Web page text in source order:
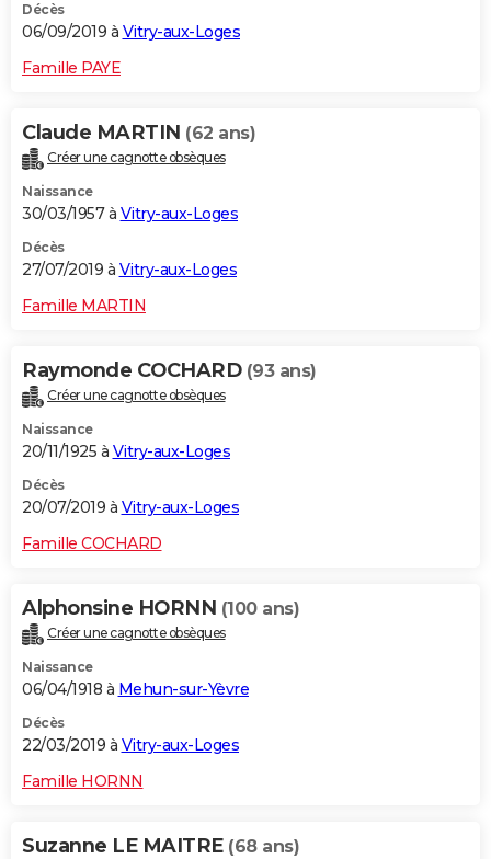
Décès
06/09/2019 à Vitry-aux-Loges
Famille PAYE
Claude MARTIN (62 ans)
Créer une cagnotte obsèques
Naissance
30/03/1957 à Vitry-aux-Loges
Décès
27/07/2019 à Vitry-aux-Loges
Famille MARTIN
Raymonde COCHARD (93 ans)
Créer une cagnotte obsèques
Naissance
20/11/1925 à Vitry-aux-Loges
Décès
20/07/2019 à Vitry-aux-Loges
Famille COCHARD
Alphonsine HORNN (100 ans)
Créer une cagnotte obsèques
Naissance
06/04/1918 à Mehun-sur-Yèvre
Décès
22/03/2019 à Vitry-aux-Loges
Famille HORNN
Suzanne LE MAITRE (68 ans)